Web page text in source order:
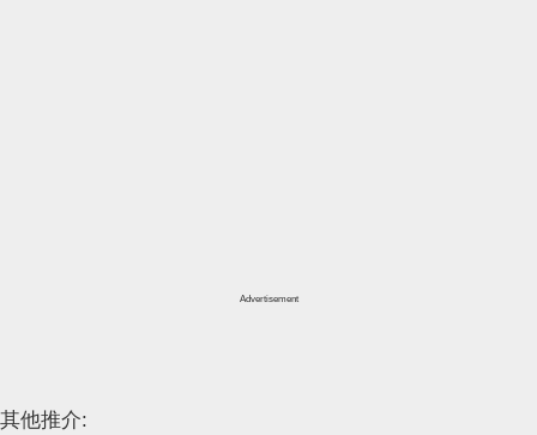
Advertisement
其他推介: